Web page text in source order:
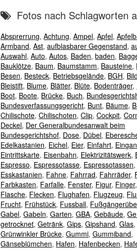
Fotos nach Schlagworten
Absprerrung,Achtung,Ampel,Apfel,
Armband,Ast,aufblasbarer Gegenstand,
Auswahl,Auto,Autos, Baden,baden,
Bauklötze, Baum, Baumstamm, Bausteine,
Besen, Besteck, Betriebsgelände, BGH,
Bleistift, Blume, Blätter, Blüte, Bodenträger,
Boot, Boote, Brücke, Buch,
Bundesverfassungsgericht, Bunt, Bäume,
Chilischote,Chilischoten,Clip,Cockpit,
Deckel, Der Generalbundesanwalt beim
Bundesgerichtshof, Dose, Dübel,
Edelkastanien, Eichel, Eier, Einfahrt,
Eintrittskarte, Eisenbahn, Elektrizitätswerk,
Espresso, Espressotasse, Espressotassen,
Esskastanien, Fahne, Fahrrad, Fahrräder,
Farbkasten, Farfalle, Fenster, Figur, Finger,
Flasche, Flecken, Flughafen, Flugzeug,
Frucht, Frühstück, Fussball,
Gabel,Gabeln,Garten,GBA,Gebäude,
getrocknet,Getränk,Gips,Gipshand,Glas
Grünwinkler Brücke,Gummi,Gummiband,
Gänseblümchen, Hafen, Hafenbecken,